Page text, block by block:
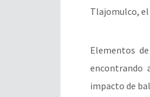
Tlajomulco, el
Elementos
encontrando
impacto de